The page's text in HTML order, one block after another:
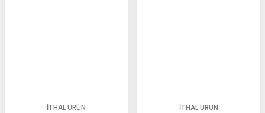
İTHAL ÜRÜN
İTHAL ÜRÜN